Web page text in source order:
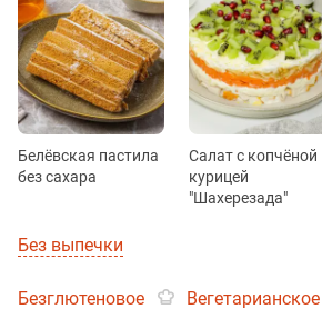
Белёвская пастила
без сахара
Салат с копчёной
курицей
"Шахерезада"
Без выпечки
Безглютеновое Вегетарианское